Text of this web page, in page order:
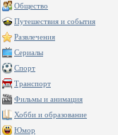
Общество
Путешествия и события
Развлечения
Сериалы
Спорт
Транспорт
Фильмы и анимация
Хобби и образование
Юмор